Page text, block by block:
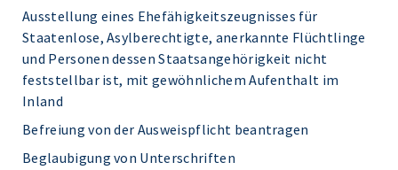
Ausstellung eines Ehefähigkeitszeugnisses für
Staatenlose, Asylberechtigte, anerkannte Flüchtlinge
und Personen dessen Staatsangehörigkeit nicht
feststellbar ist, mit gewöhnlichem Aufenthalt im
Inland
Befreiung von der Ausweispflicht beantragen
Beglaubigung von Unterschriften